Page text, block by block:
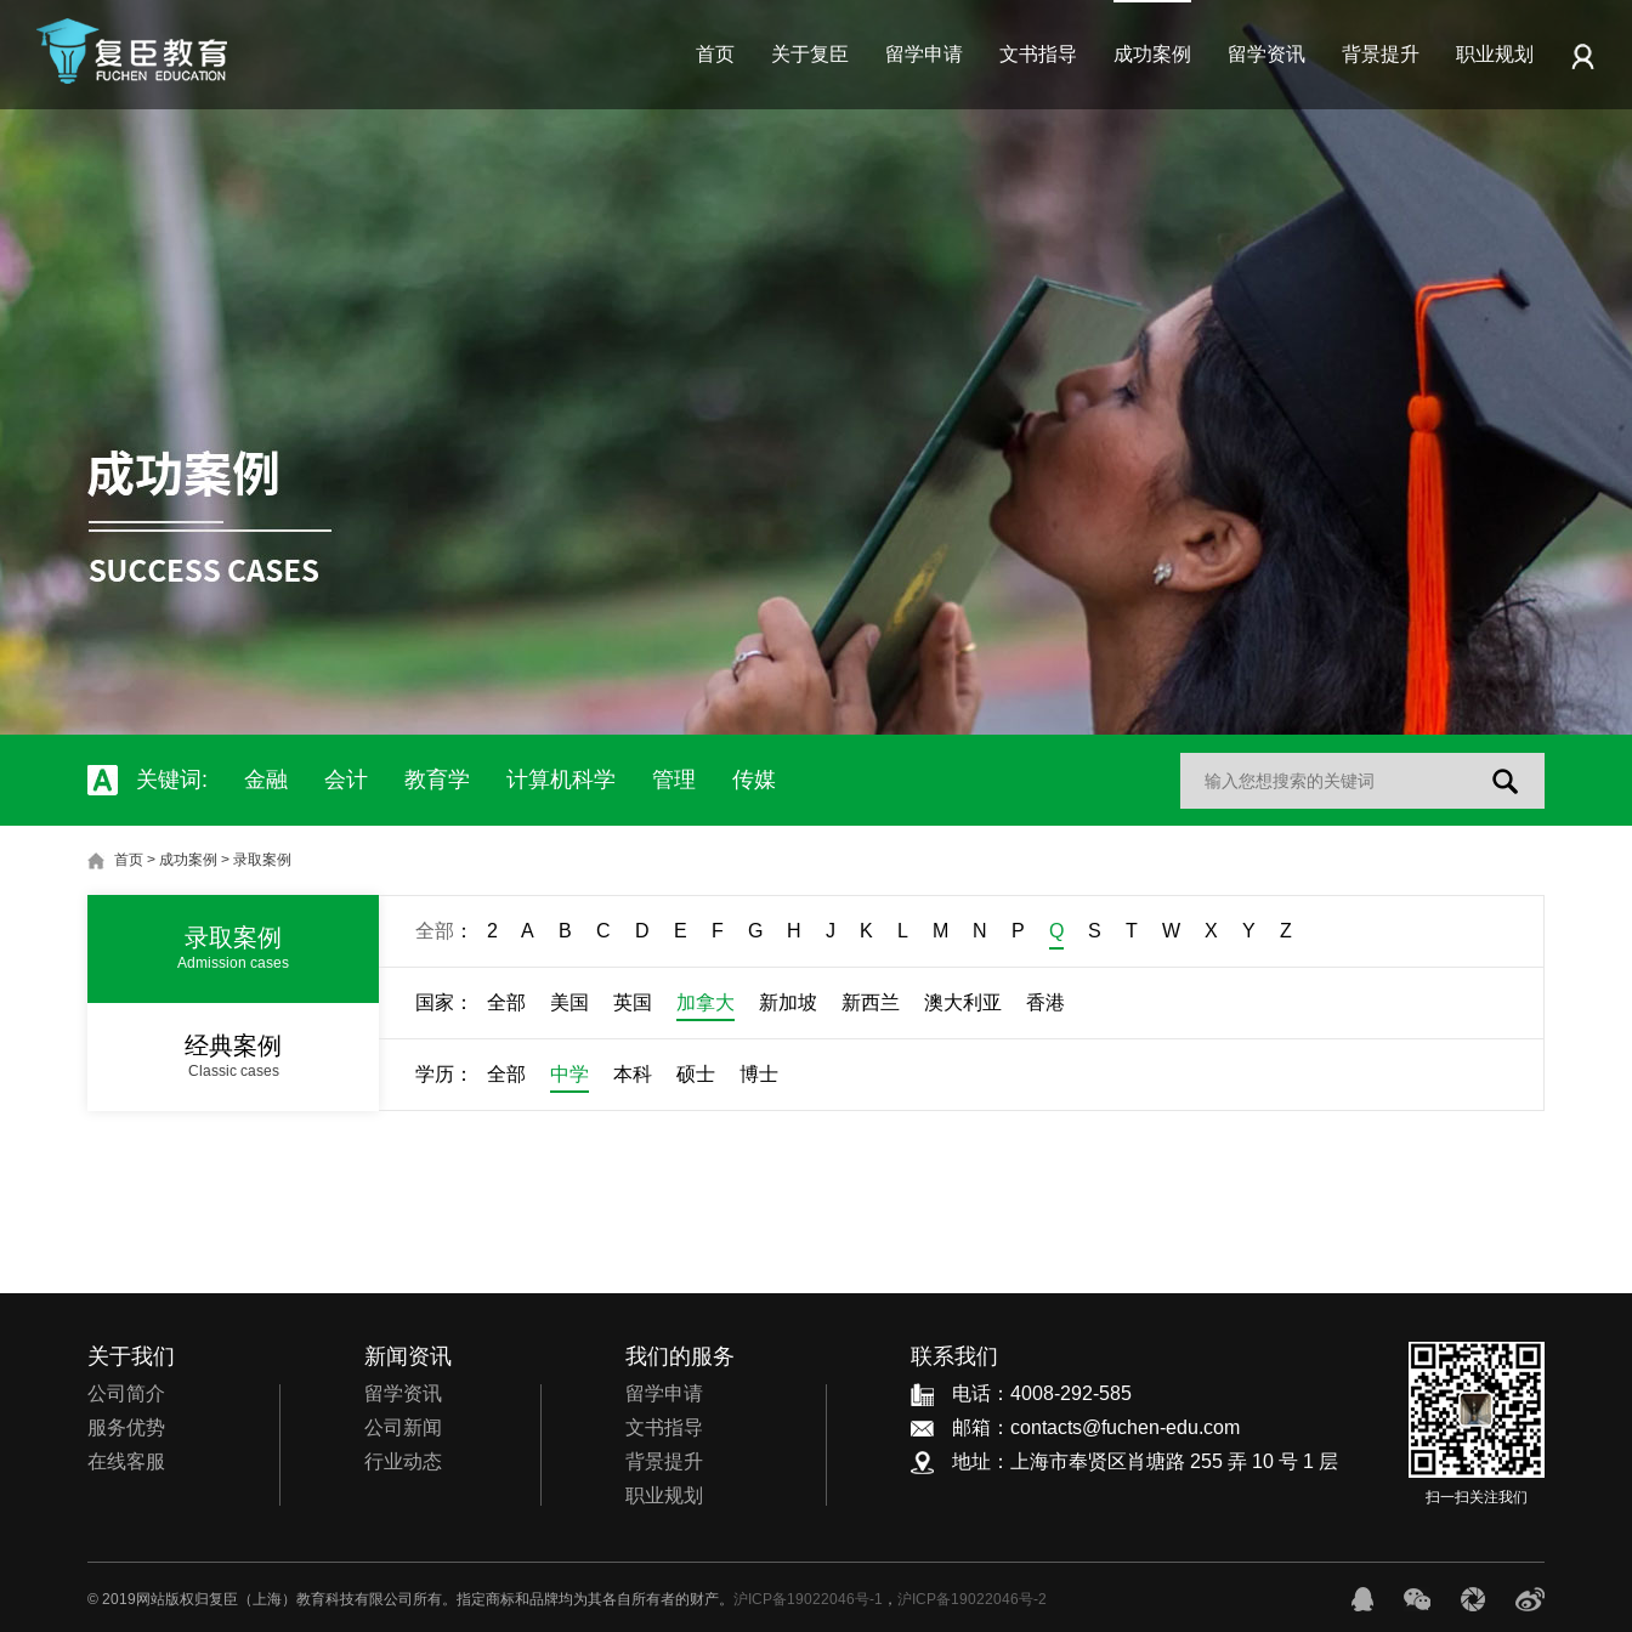
首页 关于复臣 留学申请 文书指导 成功案例 留学资讯 背景提升 职业规划
关键词: 金融 会计 教育学 计算机科学 管理 传媒
首页 > 成功案例 > 录取案例
录取案例
Admission cases
经典案例
Classic cases
全部 ： 2 A B C D E F G H J K L M N P Q S T W X Y Z
国家： 全部 美国 英国 加拿大 新加坡 新西兰 澳大利亚 香港
学历： 全部 中学 本科 硕士 博士
关于我们
公司简介
服务优势
在线客服
新闻资讯
留学资讯
公司新闻
行业动态
我们的服务
留学申请
文书指导
背景提升
职业规划
联系我们
电话：4008-292-585
邮箱：contacts@fuchen-edu.com
地址：上海市奉贤区肖塘路 255 弄 10 号 1 层
扫一扫关注我们
© 2019网站版权归复臣（上海）教育科技有限公司所有。指定商标和品牌均为其各自所有者的财产。 沪ICP备19022046号-1 ， 沪ICP备19022046号-2